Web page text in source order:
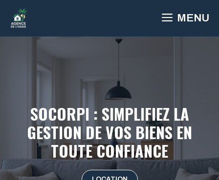
MENU
SOCORPI : SIMPLIFIEZ LA
GESTION DE VOS BIENS EN
TOUTE CONFIANCE